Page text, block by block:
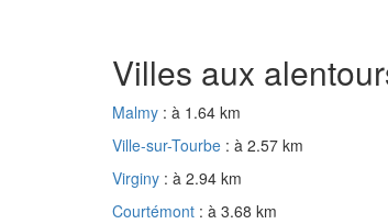
Villes aux
Malmy : à 1.64 km
Ville-sur-Tourbe : à 2.57 km
Virginy : à 2.94 km
Courtémont : à 3.68 km